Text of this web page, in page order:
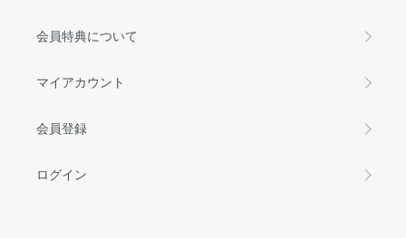
会員特典について
マイアカウント
会員登録
ログイン